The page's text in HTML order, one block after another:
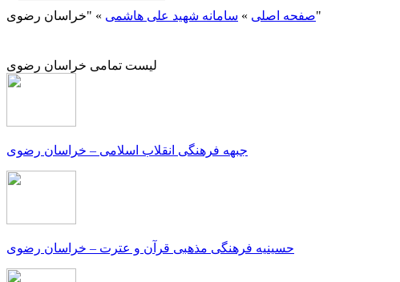
صفحه اصلی » سامانه شهید علی هاشمی » "خراسان رضوی"
لیست تمامی خراسان رضوی
جبهه فرهنگی انقلاب اسلامی – خراسان رضوی
حسینیه فرهنگی مذهبی قرآن و عترت – خراسان رضوی